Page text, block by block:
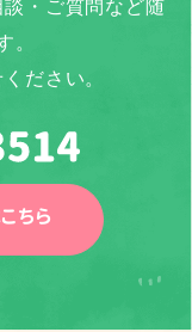
・ご質問など随
。
ださい。
ちら